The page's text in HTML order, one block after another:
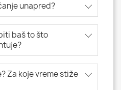
unapred?
baš to što
Za koje vreme stiže